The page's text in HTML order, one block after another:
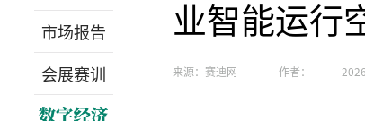
市场报告
会展赛训
业智能运行
来源：赛迪网 作者：